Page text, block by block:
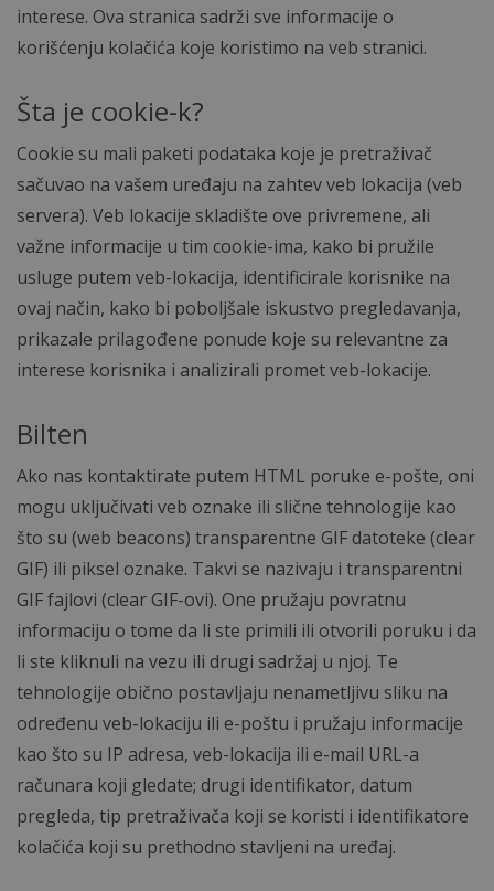
interese. Ova stranica sadrži sve informacije o
korišćenju kolačića koje koristimo na veb stranici.
Šta je cookie-k?
Cookie su mali paketi podataka koje je pretraživač
sačuvao na vašem uređaju na zahtev veb lokacija (veb
servera). Veb lokacije skladište ove privremene, ali
važne informacije u tim cookie-ima, kako bi pružile
usluge putem veb-lokacija, identificirale korisnike na
ovaj način, kako bi poboljšale iskustvo pregledavanja,
prikazale prilagođene ponude koje su relevantne za
interese korisnika i analizirali promet veb-lokacije.
Bilten
Ako nas kontaktirate putem HTML poruke e-pošte, oni
mogu uključivati veb oznake ili slične tehnologije kao
što su (web beacons) transparentne GIF datoteke (clear
GIF) ili piksel oznake. Takvi se nazivaju i transparentni
GIF fajlovi (clear GIF-ovi). One pružaju povratnu
informaciju o tome da li ste primili ili otvorili poruku i da
li ste kliknuli na vezu ili drugi sadržaj u njoj. Te
tehnologije obično postavljaju nenametljivu sliku na
određenu veb-lokaciju ili e-poštu i pružaju informacije
kao što su IP adresa, veb-lokacija ili e-mail URL-a
računara koji gledate; drugi identifikator, datum
pregleda, tip pretraživača koji se koristi i identifikatore
kolačića koji su prethodno stavljeni na uređaj.